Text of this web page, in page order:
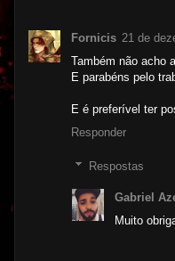
Fornicis 21 de
Também não acho
E parabéns pelo
E é preferível ter
Responder
Respostas
Gabriel
Muito